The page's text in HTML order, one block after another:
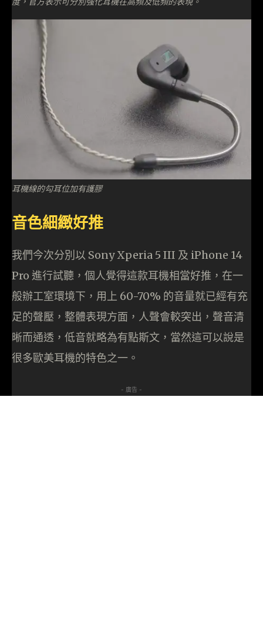
耳機線的勾耳位加有護膠
音色細緻好推
我們今次分別以 Sony Xperia 5 III 及 iPhone 14
Pro 進行試聽，個人覺得這款耳機相當好推，在一
般辦工室環境下，用上 60-70% 的音量就已經有充
足的聲壓，整體表現方面，人聲會較突出，聲音清
晰而通透，低音就略為有點斯文，當然這可以說是
很多歐美耳機的特色之一。
- 廣告 -